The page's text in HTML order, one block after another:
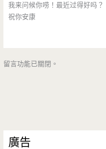
我来问候你唠！最近过得好吗？
祝你安康
留言功能已關閉。
廣告